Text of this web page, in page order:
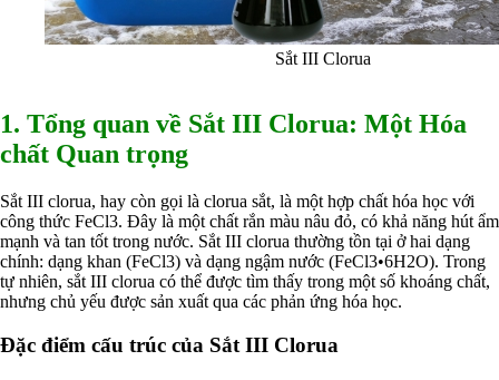
Oxit kim loại
HÓA CHẤT THÍ NGHIỆM
HÓA CHẤT NÔNG NGHIỆP
Nguyên liệu phân bón
Chế phẩm sinh học
Nguyên liệu chăn nuôi
HÓA CHẤT XÂY DỰNG
Chống thấm sika
Silicone Dow Corning
Silicone KCC
Silicone Apollo
Silicone Kingbond
Silicone Shinetsu
Hóa chất khác
Sắt III Clorua
1. Tổng quan về Sắt III Clorua: Một Hóa
chất Quan trọng
Sắt III clorua, hay còn gọi là clorua sắt, là một hợp chất hóa học với
công thức FeCl3. Đây là một chất rắn màu nâu đỏ, có khả năng hút ẩm
mạnh và tan tốt trong nước. Sắt III clorua thường tồn tại ở hai dạng
chính: dạng khan (FeCl3) và dạng ngậm nước (FeCl3•6H2O). Trong
tự nhiên, sắt III clorua có thể được tìm thấy trong một số khoáng chất,
nhưng chủ yếu được sản xuất qua các phản ứng hóa học.
Đặc điểm cấu trúc của Sắt III Clorua